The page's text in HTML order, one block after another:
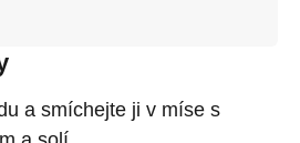
a smíchejte ji v míse s